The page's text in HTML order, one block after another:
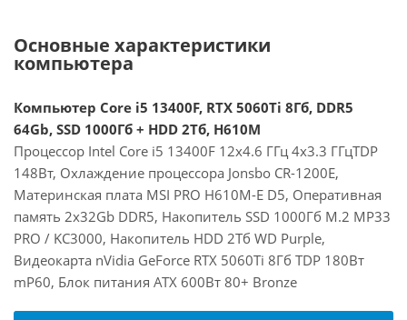
Основные характеристики
компьютера
Компьютер Core i5 13400F, RTX 5060Ti 8Гб, DDR5
64Gb, SSD 1000Гб + HDD 2Тб, H610M
Процессор Intel Core i5 13400F 12x4.6 ГГц 4x3.3 ГГцTDP
148Вт, Охлаждение процессора Jonsbo CR-1200E,
Материнская плата MSI PRO H610M-E D5, Оперативная
память 2x32Gb DDR5, Накопитель SSD 1000Гб M.2 MP33
PRO / KC3000, Накопитель HDD 2Тб WD Purple,
Видеокарта nVidia GeForce RTX 5060Ti 8Гб TDP 180Вт
mP60, Блок питания ATX 600Вт 80+ Bronze